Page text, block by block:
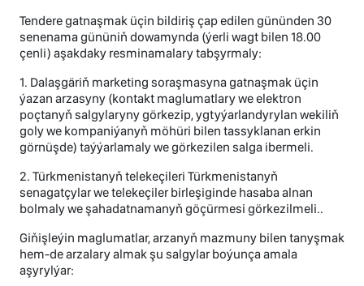
Tendere gatnaşmak üçin bildiriş çap edilen gününden 30
senenama gününiň dowamynda (ýerli wagt bilen 18.00
çenli) aşakdaky resminamalary tabşyrmaly:
1. Dalaşgäriň marketing soraşmasyna gatnaşmak üçin
ýazan arzasyny (kontakt maglumatlary we elektron
poçtanyň salgylaryny görkezip, ygtyýarlandyrylan wekiliň
goly we kompaniýanyň möhüri bilen tassyklanan erkin
görnüşde) taýýarlamaly we görkezilen salga ibermeli.
2. Türkmenistanyň telekeçileri Türkmenistanyň
senagatçylar we telekeçiler birleşiginde hasaba alnan
bolmaly we şahadatnamanyň göçürmesi görkezilmeli..
Giňişleýin maglumatlar, arzanyň mazmuny bilen tanyşmak
hem-de arzalary almak şu salgylar boýunça amala
aşyrylýar: